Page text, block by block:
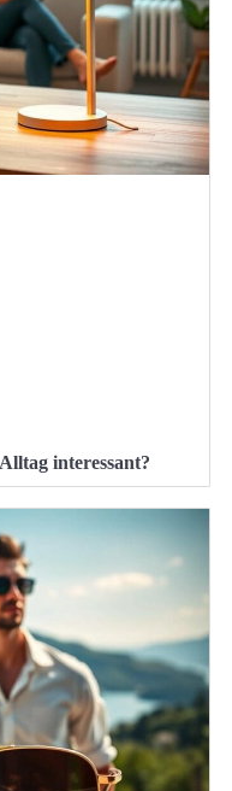
interessant?